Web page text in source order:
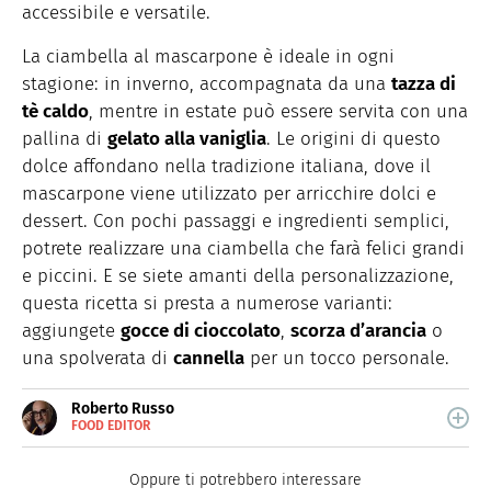
accessibile e versatile.
La ciambella al mascarpone è ideale in ogni
stagione: in inverno, accompagnata da una tazza di
tè caldo, mentre in estate può essere servita con una
pallina di gelato alla vaniglia. Le origini di questo
dolce affondano nella tradizione italiana, dove il
mascarpone viene utilizzato per arricchire dolci e
dessert. Con pochi passaggi e ingredienti semplici,
potrete realizzare una ciambella che farà felici grandi
e piccini. E se siete amanti della personalizzazione,
questa ricetta si presta a numerose varianti:
aggiungete gocce di cioccolato, scorza d’arancia o
una spolverata di cannella per un tocco personale.
Roberto Russo
FOOD EDITOR
Roberto Russo unisce la passione per libri e cucina. Ha
Oppure ti potrebbero interessare